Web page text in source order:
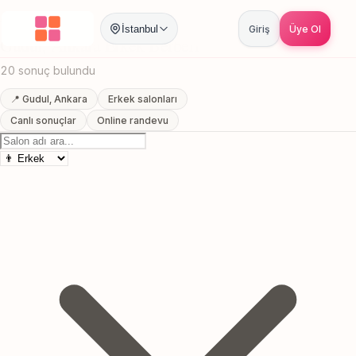
İstanbul Giriş Üye Ol
Anasayfa / Ankara Gudul Erkek Berberi
Gudul, Ankara Erkek Berberi
20 sonuç bulundu
📍 Gudul, Ankara
Erkek salonları
Canlı sonuçlar
Online randevu